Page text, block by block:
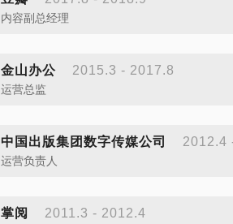
内容副总经理
金山办公 2015.3 - 2017.8
运营总监
中国出版集团数字传媒公司 2012.4
运营负责人
掌阅 2011.3 - 2012.4